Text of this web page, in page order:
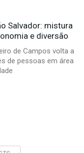
Salvador: mistura
e diversão
de Campos volta a
de pessoas em área